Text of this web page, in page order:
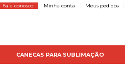
Fale conosco Minha conta Meus pedidos
CANECAS PARA SUBLIMAÇÃO